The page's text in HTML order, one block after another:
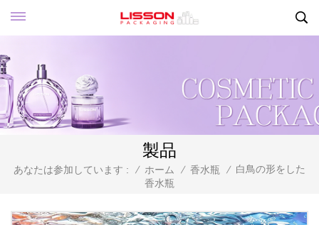
製品
あなたは参加しています : / ホーム / 香水瓶 /
白鳥の形をした
香水瓶